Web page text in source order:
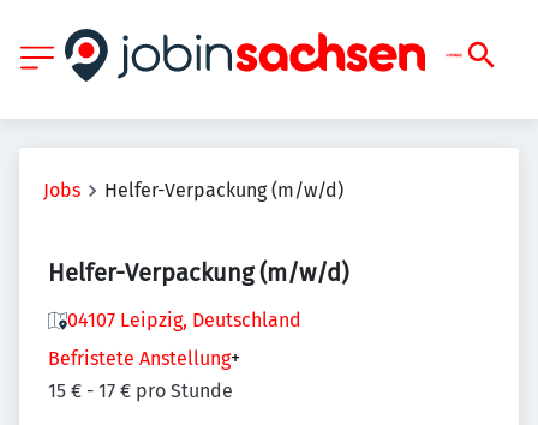
Jobs Helfer-Verpackung (m/w/d)
Helfer-Verpackung (m/w/d)
04107 Leipzig, Deutschland
Befristete Anstellung+
15 € - 17 € pro Stunde